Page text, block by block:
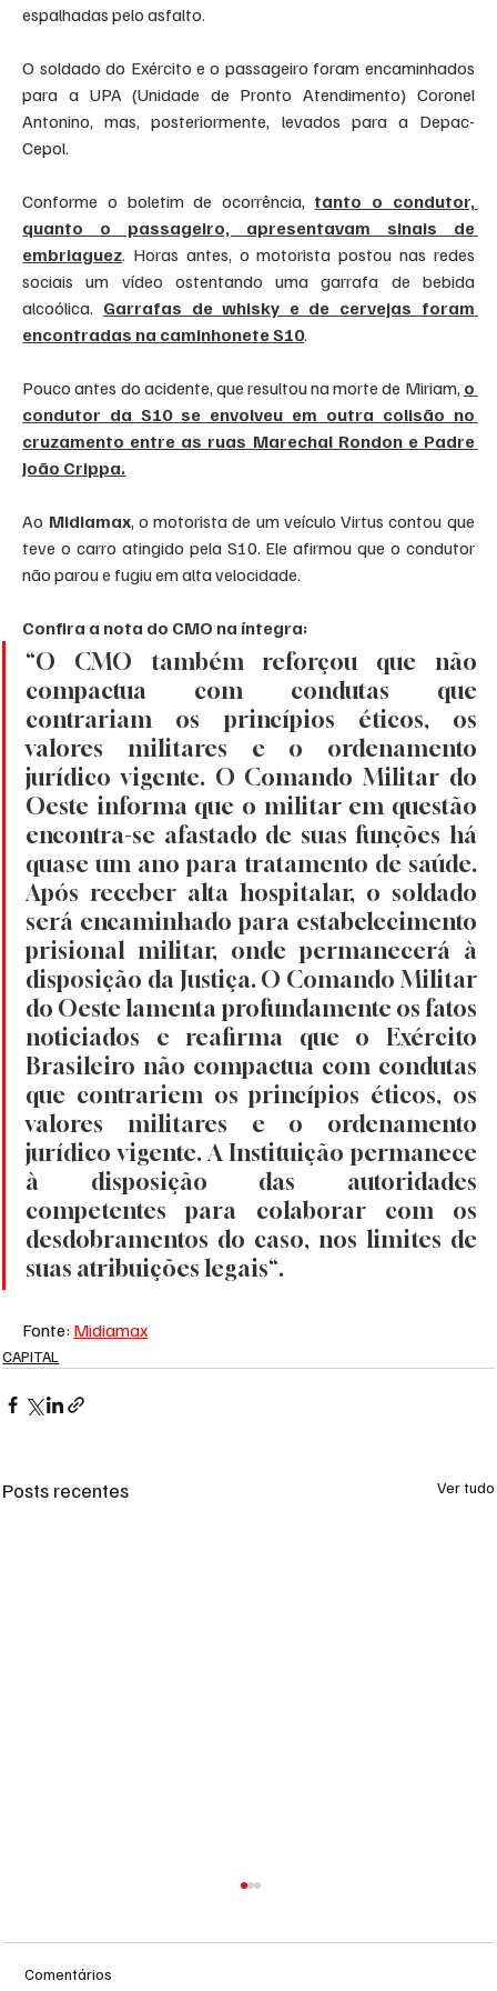
espalhadas pelo asfalto.
O soldado do Exército e o passageiro foram encaminhados
para a UPA (Unidade de Pronto Atendimento) Coronel
Antonino, mas, posteriormente, levados para a Depac-
Cepol.
Conforme o boletim de ocorrência, tanto o condutor,
quanto o passageiro, apresentavam sinais de
embriaguez. Horas antes, o motorista postou nas redes
sociais um vídeo ostentando uma garrafa de bebida
alcoólica. Garrafas de whisky e de cervejas foram
encontradas na caminhonete S10.
Pouco antes do acidente, que resultou na morte de Miriam, o
condutor da S10 se envolveu em outra colisão no
cruzamento entre as ruas Marechal Rondon e Padre
João Crippa.
Ao Midiamax, o motorista de um veículo Virtus contou que
teve o carro atingido pela S10. Ele afirmou que o condutor
não parou e fugiu em alta velocidade.
Confira a nota do CMO na íntegra:
“O CMO também reforçou que não
compactua com condutas que
contrariam os princípios éticos, os
valores militares e o ordenamento
jurídico vigente. O Comando Militar do
Oeste informa que o militar em questão
encontra-se afastado de suas funções há
quase um ano para tratamento de saúde.
Após receber alta hospitalar, o soldado
será encaminhado para estabelecimento
prisional militar, onde permanecerá à
disposição da Justiça. O Comando Militar
do Oeste lamenta profundamente os fatos
noticiados e reafirma que o Exército
Brasileiro não compactua com condutas
que contrariem os princípios éticos, os
valores militares e o ordenamento
jurídico vigente. A Instituição permanece
à disposição das autoridades
competentes para colaborar com os
desdobramentos do caso, nos limites de
suas atribuições legais“.
Fonte: Midiamax
CAPITAL
Posts recentes Ver tudo
Comentários